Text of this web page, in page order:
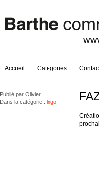
Accueil Categories
Publié parOlivier
Dans la catégorie : logo